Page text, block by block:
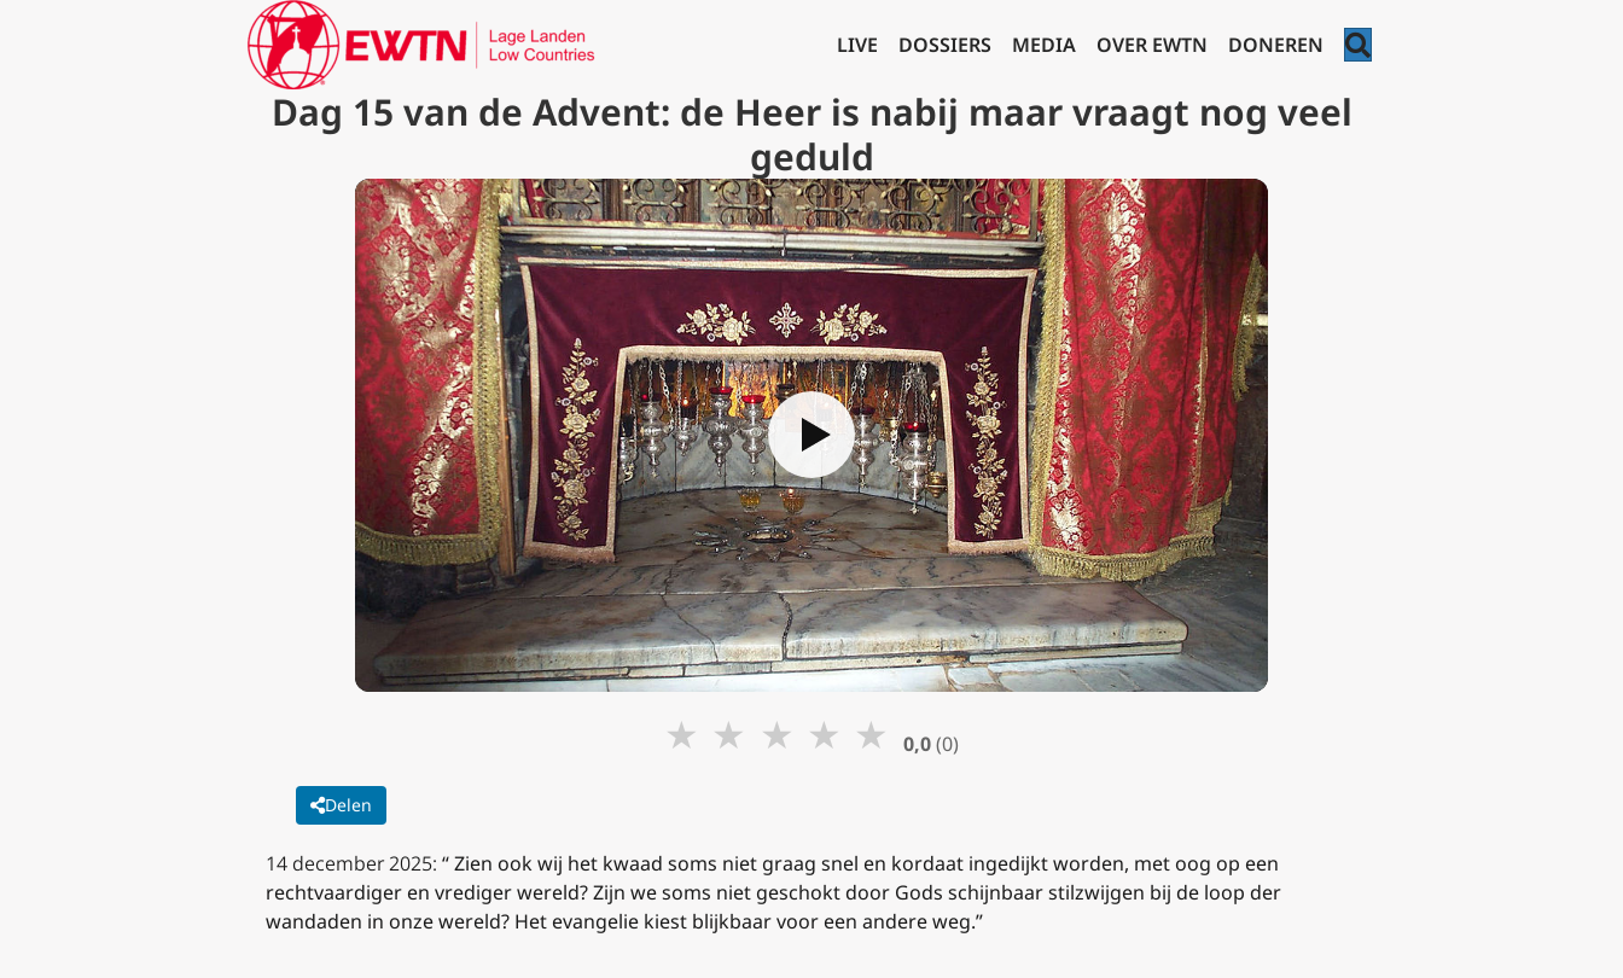
LIVE DOSSIERS MEDIA OVER EWTN DONEREN
Dag 15 van de Advent: de Heer is nabij maar vraagt nog veel
geduld
★ ★ ★ ★ ★ 0,0(0)
Delen
14 december 2025: “ Zien ook wij het kwaad soms niet graag snel en kordaat ingedijkt worden, met oog op een
rechtvaardiger en vrediger wereld? Zijn we soms niet geschokt door Gods schijnbaar stilzwijgen bij de loop der
wandaden in onze wereld? Het evangelie kiest blijkbaar voor een andere weg.”